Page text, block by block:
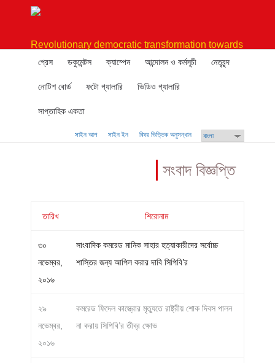
Revolutionary democratic transformation towards
socialism
প্রেস ডকুমেন্টস ক্যাম্পেন আন্দোলন ও কর্মসূচী নেতৃবৃন্দ
নোটিশ বোর্ড ফটো গ্যালারি ভিডিও গ্যালারি
সাপ্তাহিক একতা
সাইন আপ সাইন ইন বিষয় ভিত্তিক অনুসন্ধান
সংবাদ বিজ্ঞপ্তি
তারিখ শিরোনাম
৩০
নভেম্বর,
২০১৬
সাংবাদিক কমরেড মানিক সাহার হত্যাকারীদের সর্বোচ্চ
শাস্তির জন্য আপিল করার দাবি সিপিবি’র
২৯
নভেম্বর,
২০১৬
কমরেড ফিদেল কাস্ত্রোর মৃত্যুতে রাষ্ট্রীয় শোক দিবস পালন
না করায় সিপিবি’র তীব্র ক্ষোভ